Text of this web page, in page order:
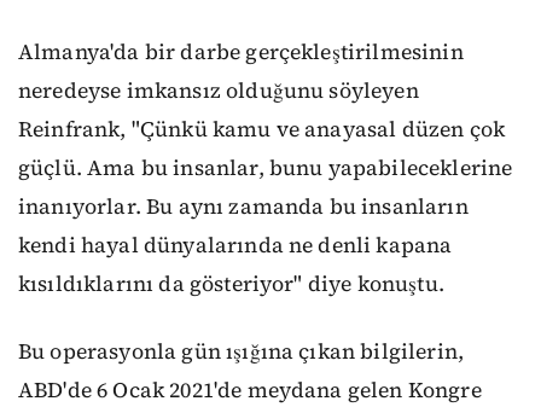
Almanya'da bir darbe gerçekleştirilmesinin
neredeyse imkansız olduğunu söyleyen
Reinfrank, "Çünkü kamu ve anayasal düzen çok
güçlü. Ama bu insanlar, bunu yapabileceklerine
inanıyorlar. Bu aynı zamanda bu insanların
kendi hayal dünyalarında ne denli kapana
kısıldıklarını da gösteriyor" diye konuştu.
Bu operasyonla gün ışığına çıkan bilgilerin,
ABD'de 6 Ocak 2021'de meydana gelen Kongre